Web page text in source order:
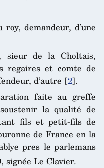
demandeur, d’une
sieur de la Choltais,
regaires et comte de
d’autre [2].
faite au greffe
la qualité de
fils et petit-fils de
de France en la
pres le parlemans
signée Le Clavier.